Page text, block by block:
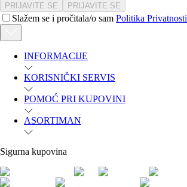
PRIJAVITE SE PRIJAVITE SE
Slažem se i pročitala/o sam Politika Privatnosti
INFORMACIJE
KORISNIČKI SERVIS
POMOĆ PRI KUPOVINI
ASORTIMAN
Sigurna kupovina